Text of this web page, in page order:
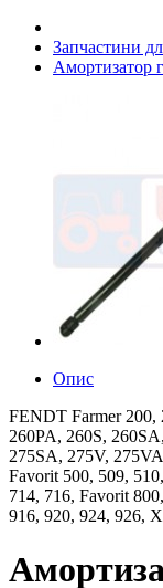
Запчастини
Амортизатор
Опис
FENDT Farmer 200,
260PA, 260S,
275SA, 275V,
Favorit 500, 509,
714, 716, Favorit
916, 920, 924, 926,